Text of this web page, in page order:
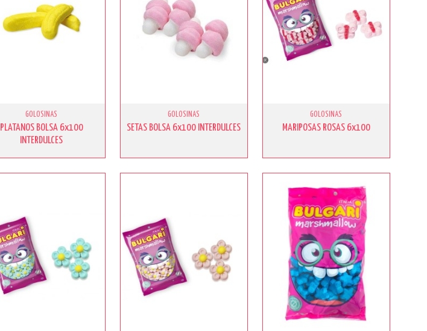
GOLOSINAS
PLATANOS BOLSA 6x100
INTERDULCES
GOLOSINAS
SETAS BOLSA 6x100 INTERDULCES
GOLOSINAS
MARIPOSAS ROSAS 6x100